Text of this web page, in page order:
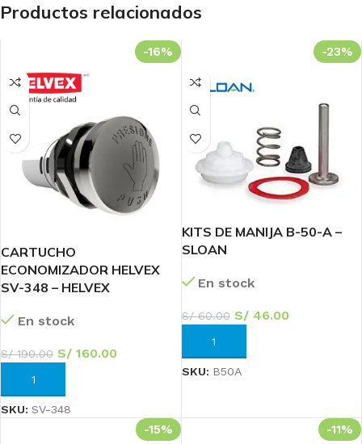
Productos relacionados
-16%
CARTUCHO
ECONOMIZADOR HELVEX
SV-348 – HELVEX
En stock
S/190.00 S/ 160.00
AÑADIR AL CARRITO
SKU: SV-348
-23%
KITS DE MANIJA B-50-A –
SLOAN
En stock
S/60.00 S/46.00
AÑADIR AL CARRITO
SKU: B50A
-15% -11%